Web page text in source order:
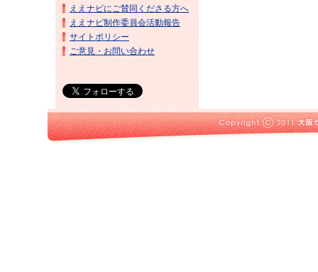
ええナビにご賛同くださる方へ
ええナビ制作委員会活動報告
サイトポリシー
ご意見・お問い合わせ